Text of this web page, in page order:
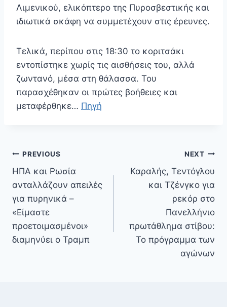
Λιμενικού, ελικόπτερο της Πυροσβεστικής και
ιδιωτικά σκάφη να συμμετέχουν στις έρευνες.
Τελικά, περίπου στις 18:30 το κοριτσάκι
εντοπίστηκε χωρίς τις αισθήσεις του, αλλά
ζωντανό, μέσα στη θάλασσα. Του
παρασχέθηκαν οι πρώτες βοήθειες και
μεταφέρθηκε… Πηγή
Πλοήγηση
άρθρων
PREVIOUS
ΗΠΑ και Ρωσία
ανταλλάζουν απειλές
για πυρηνικά –
«Είμαστε
προετοιμασμένοι»
διαμηνύει ο Τραμπ
NEXT
Καραλής, Τεντόγλου
και Τζένγκο για
ρεκόρ στο
Πανελλήνιο
πρωτάθλημα στίβου:
Το πρόγραμμα των
αγώνων